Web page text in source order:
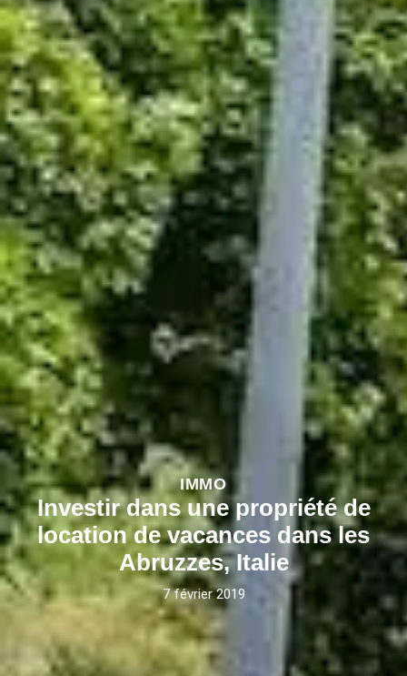
IMMO
Investir dans une propriété de
location de vacances dans les
Abruzzes, Italie
7 février 2019